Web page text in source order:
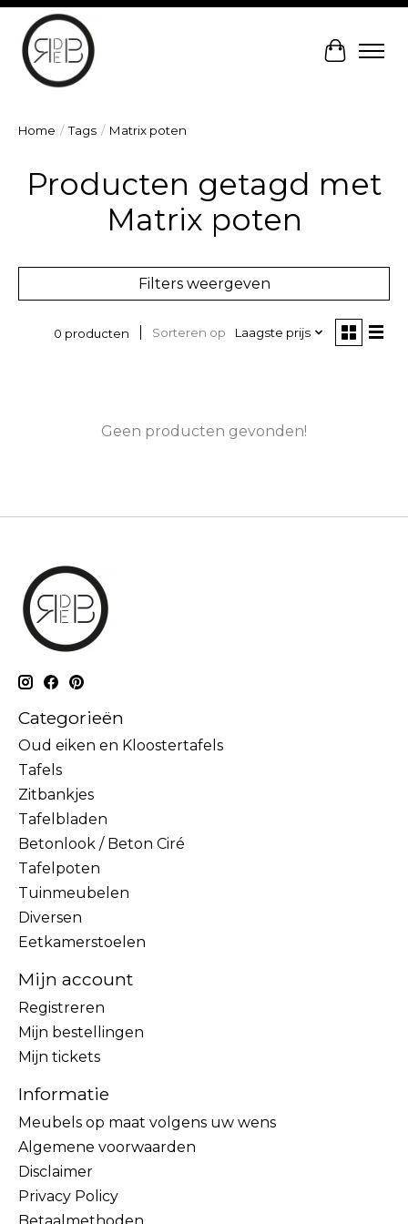
Home / Tags / Matrix poten
Producten getagd met
Matrix poten
Filters weergeven
0 producten Sorteren op Laagste prijs
Geen producten gevonden!
Categorieën
Oud eiken en Kloostertafels
Tafels
Zitbankjes
Tafelbladen
Betonlook / Beton Ciré
Tafelpoten
Tuinmeubelen
Diversen
Eetkamerstoelen
Mijn account
Registreren
Mijn bestellingen
Mijn tickets
Informatie
Meubels op maat volgens uw wens
Algemene voorwaarden
Disclaimer
Privacy Policy
Betaalmethoden